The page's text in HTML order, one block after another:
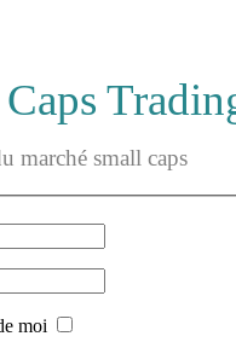
marché small caps
moi